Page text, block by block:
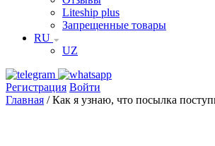
Liteship plus
Запрещенные товары
RU
UZ
Регистрация Войти
Главная / Как я узнаю, что посылка